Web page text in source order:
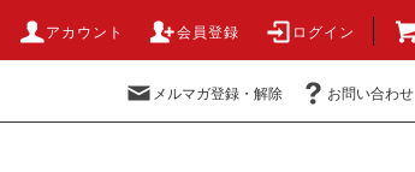
アカウント 会員登録 ログイン
メルマガ登録・解除 お問い合わせ